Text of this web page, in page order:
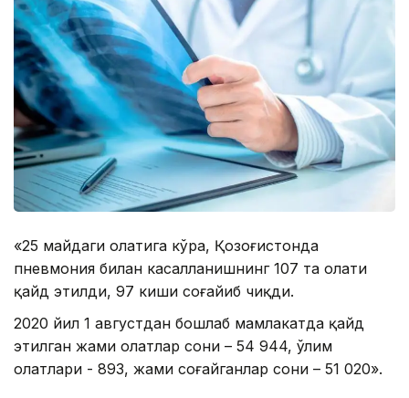
«25 майдаги ҳолатига кўра, Қозоғистонда
пневмония билан касалланишнинг 107 та ҳолати
қайд этилди, 97 киши соғайиб чиқди.
2020 йил 1 августдан бошлаб мамлакатда қайд
этилган жами ҳолатлар сони – 54 944, ўлим
ҳолатлари - 893, жами соғайганлар сони – 51 020».